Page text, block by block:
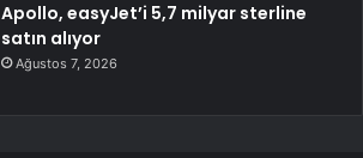
Apollo, easyJet’i 5,7 milyar sterline
satın alıyor
Ağustos 7, 2026